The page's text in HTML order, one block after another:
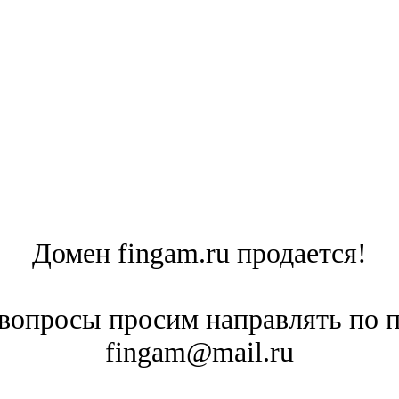
Домен fingam.ru продается!
просим направлять по
fingam@mail.ru